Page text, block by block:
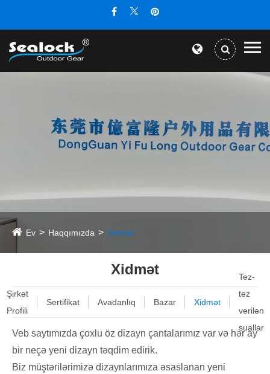
Ev Haqqımızda Xidmət
Xidmət
Şirkət
Profili
Sertifikat Avadanlıq Bazar Xidmət
Tez-
tez
verilən
suallar
Veb saytımızda çoxlu öz dizayn çantalarımız var və hər ay
bir neçə yeni dizayn təqdim edirik.
Biz müştərilərimizə dizaynlarımıza əsaslanan yeni